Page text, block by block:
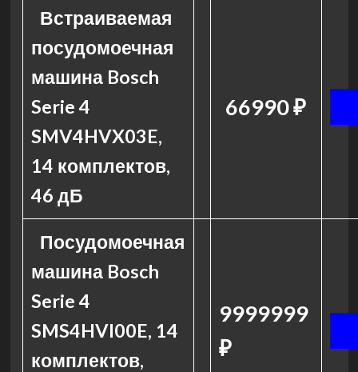
Встраиваемая
посудомоечная
машина Bosch
Serie 4
SMV4HVX03E,
14 комплектов,
46 дБ
66990 ₽
Посудомоечная
машина Bosch
Serie 4
SMS4HVI00E, 14
комплектов,
9999999
₽